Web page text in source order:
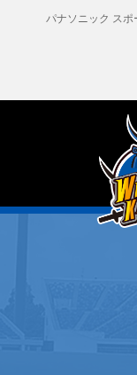
パナソニック ス